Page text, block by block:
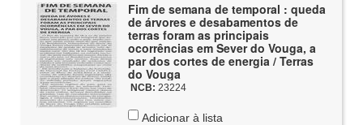
Fim de semana de temporal : queda
de árvores e desabamentos de
terras foram as principais
ocorrências em Sever do Vouga, a
par dos cortes de energia / Terras
do Vouga
NCB: 23224
Adicionar à lista